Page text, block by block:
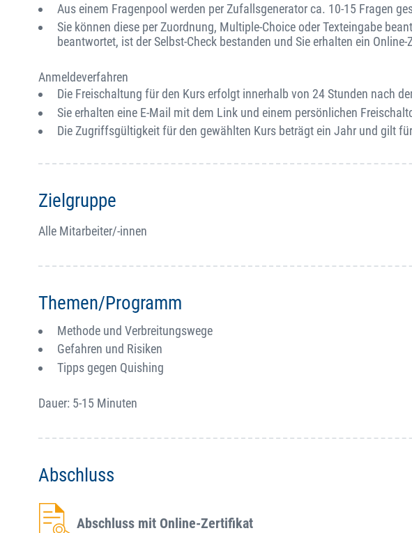
Aus einem Fragenpool werden per Zufallsgenerator ca. 10-15 Fragen
Sie können diese per Zuordnung, Multiple-Choice oder Texteingabe
beantwortet, ist der Selbst-Check bestanden und Sie erhalten ein Online-
Anmeldeverfahren
Die Freischaltung für den Kurs erfolgt innerhalb von 24 Stunden nach
Sie erhalten eine E-Mail mit dem Link und einem persönlichen
Die Zugriffsgültigkeit für den gewählten Kurs beträgt ein Jahr und gilt
Zielgruppe
Alle Mitarbeiter/-innen
Themen/Programm
Methode und Verbreitungswege
Gefahren und Risiken
Tipps gegen Quishing
Dauer: 5-15 Minuten
Abschluss
Abschluss mit Online-Zertifikat